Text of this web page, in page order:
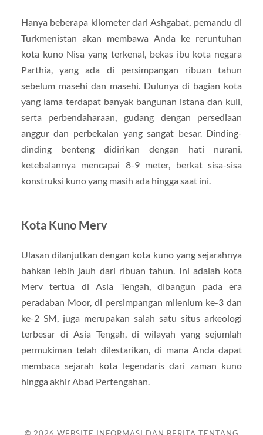
Hanya beberapa kilometer dari Ashgabat, pemandu di
Turkmenistan akan membawa Anda ke reruntuhan
kota kuno Nisa yang terkenal, bekas ibu kota negara
Parthia, yang ada di persimpangan ribuan tahun
sebelum masehi dan masehi. Dulunya di bagian kota
yang lama terdapat banyak bangunan istana dan kuil,
serta perbendaharaan, gudang dengan persediaan
anggur dan perbekalan yang sangat besar. Dinding-
dinding benteng didirikan dengan hati nurani,
ketebalannya mencapai 8-9 meter, berkat sisa-sisa
konstruksi kuno yang masih ada hingga saat ini.
Kota Kuno Merv
Ulasan dilanjutkan dengan kota kuno yang sejarahnya
bahkan lebih jauh dari ribuan tahun. Ini adalah kota
Merv tertua di Asia Tengah, dibangun pada era
peradaban Moor, di persimpangan milenium ke-3 dan
ke-2 SM, juga merupakan salah satu situs arkeologi
terbesar di Asia Tengah, di wilayah yang sejumlah
permukiman telah dilestarikan, di mana Anda dapat
membaca sejarah kota legendaris dari zaman kuno
hingga akhir Abad Pertengahan.